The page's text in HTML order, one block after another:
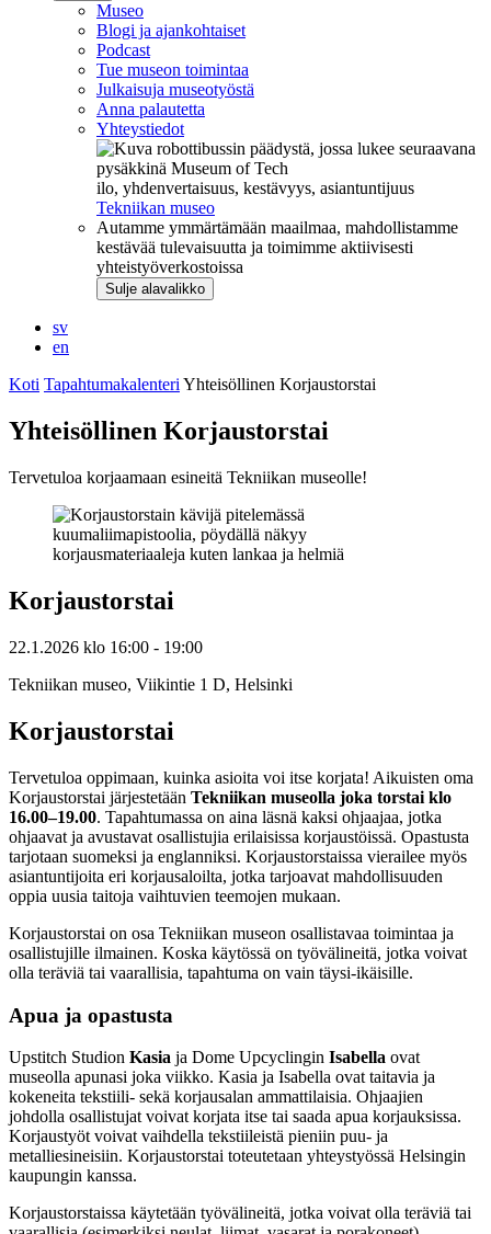
Museo
Blogi ja ajankohtaiset
Podcast
Tue museon toimintaa
Julkaisuja museotyöstä
Anna palautetta
Yhteystiedot
ilo, yhdenvertaisuus, kestävyys, asiantuntijuus
Tekniikan museo
Autamme ymmärtämään maailmaa, mahdollistamme
kestävää tulevaisuutta ja toimimme aktiivisesti
yhteistyöverkostoissa
Sulje alavalikko
sv
en
Koti Tapahtumakalenteri Yhteisöllinen Korjaustorstai
Yhteisöllinen Korjaustorstai
Tervetuloa korjaamaan esineitä Tekniikan museolle!
Korjaustorstai
22.1.2026 klo 16:00 - 19:00
Tekniikan museo, Viikintie 1 D, Helsinki
Korjaustorstai
Tervetuloa oppimaan, kuinka asioita voi itse korjata! Aikuisten oma
Korjaustorstai järjestetään Tekniikan museolla joka torstai klo
16.00–19.00. Tapahtumassa on aina läsnä kaksi ohjaajaa, jotka
ohjaavat ja avustavat osallistujia erilaisissa korjaustöissä. Opastusta
tarjotaan suomeksi ja englanniksi. Korjaustorstaissa vierailee myös
asiantuntijoita eri korjausaloilta, jotka tarjoavat mahdollisuuden
oppia uusia taitoja vaihtuvien teemojen mukaan.
Korjaustorstai on osa Tekniikan museon osallistavaa toimintaa ja
osallistujille ilmainen. Koska käytössä on työvälineitä, jotka voivat
olla teräviä tai vaarallisia, tapahtuma on vain täysi-ikäisille.
Apua ja opastusta
Upstitch Studion Kasia ja Dome Upcyclingin Isabella ovat
museolla apunasi joka viikko. Kasia ja Isabella ovat taitavia ja
kokeneita tekstiili- sekä korjausalan ammattilaisia. Ohjaajien
johdolla osallistujat voivat korjata itse tai saada apua korjauksissa.
Korjaustyöt voivat vaihdella tekstiileistä pieniin puu- ja
metalliesineisiin. Korjaustorstai toteutetaan yhteystyössä Helsingin
kaupungin kanssa.
Korjaustorstaissa käytetään työvälineitä, jotka voivat olla teräviä tai